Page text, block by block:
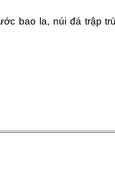
bao la, núi đá trập